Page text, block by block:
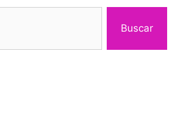
Buscar